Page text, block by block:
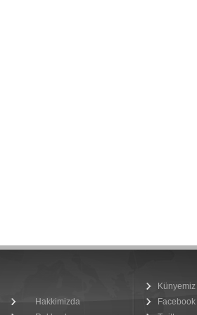
Hakkimizda
Künyemiz
Facebook